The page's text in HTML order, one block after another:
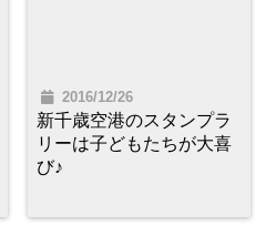
2016/12/26
新千歳空港のスタンプラ
リーは子どもたちが大喜
び♪